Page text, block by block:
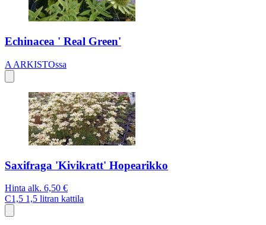
Echinacea ' Real Green'
A ARKISTOssa
Saxifraga 'Kivikratt' Hopearikko
Hinta alk. 6,50 €
C1,5 1,5 litran kattila